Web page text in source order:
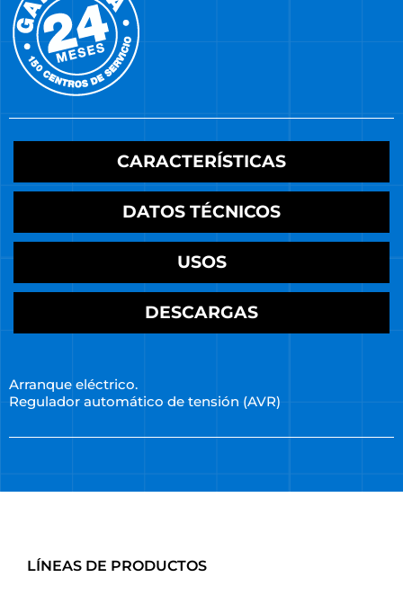
CARACTERÍSTICAS
DATOS TÉCNICOS
USOS
DESCARGAS
Arranque eléctrico.
Regulador automático de tensión (AVR)
LÍNEAS DE PRODUCTOS